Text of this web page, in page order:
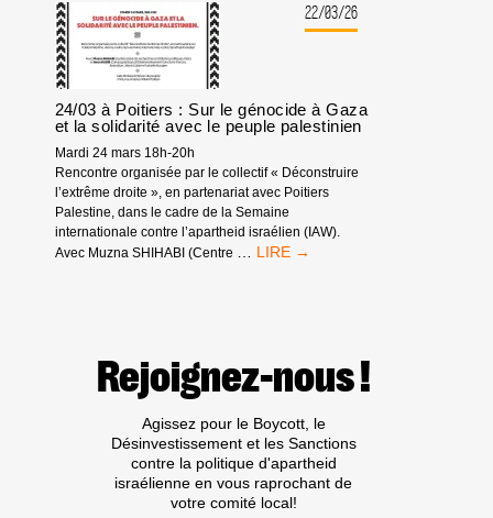
INTERNATIONAL
BDS
22/03/26
24/03 à Poitiers : Sur le génocide à Gaza
et la solidarité avec le peuple palestinien
Mardi 24 mars 18h-20h
Rencontre organisée par le collectif « Déconstruire
l’extrême droite », en partenariat avec Poitiers
Palestine, dans le cadre de la Semaine
internationale contre l’apartheid israélien (IAW).
Avec Muzna SHIHABI (Centre
24/03
GÉNOCIDE
À
ET
LA
SOLIDARITÉ
AVEC
LE
Rejoignez-nous !
Agissez pour le Boycott, le
Désinvestissement et les Sanctions
contre la politique d'apartheid
israélienne en vous raprochant de
votre comité local!